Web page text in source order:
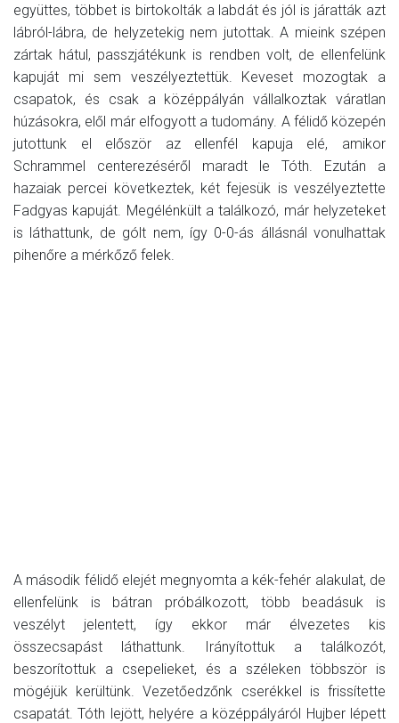
együttes, többet is birtokolták a labdát és jól is járatták azt
lábról-lábra, de helyzetekig nem jutottak. A mieink szépen
zártak hátul, passzjátékunk is rendben volt, de ellenfelünk
kapuját mi sem veszélyeztettük. Keveset mozogtak a
csapatok, és csak a középpályán vállalkoztak váratlan
húzásokra, elől már elfogyott a tudomány. A félidő közepén
jutottunk el először az ellenfél kapuja elé, amikor
Schrammel centerezéséről maradt le Tóth. Ezután a
hazaiak percei következtek, két fejesük is veszélyeztette
Fadgyas kapuját. Megélénkült a találkozó, már helyzeteket
is láthattunk, de gólt nem, így 0-0-ás állásnál vonulhattak
pihenőre a mérkőző felek.
A második félidő elejét megnyomta a kék-fehér alakulat, de
ellenfelünk is bátran próbálkozott, több beadásuk is
veszélyt jelentett, így ekkor már élvezetes kis
összecsapást láthattunk. Irányítottuk a találkozót,
beszorítottuk a csepelieket, és a széleken többször is
mögéjük kerültünk. Vezetőedzőnk cserékkel is frissítette
csapatát. Tóth lejött, helyére a középpályáról Hujber lépett